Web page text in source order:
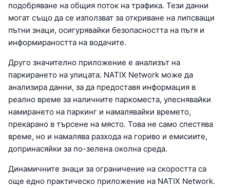
подобряване на общия поток на трафика. Тези данни
могат също да се използват за откриване на липсващи
пътни знаци, осигурявайки безопасността на пътя и
информираността на водачите.
Друго значително приложение е анализът на
паркирането на улицата. NATIX Network може да
анализира данни, за да предоставя информация в
реално време за наличните паркоместа, улеснявайки
намирането на паркинг и намалявайки времето,
прекарано в търсене на място. Това не само спестява
време, но и намалява разхода на гориво и емисиите,
допринасяйки за по-зелена околна среда.
Динамичните знаци за ограничение на скоростта са
още едно практическо приложение на NATIX Network.